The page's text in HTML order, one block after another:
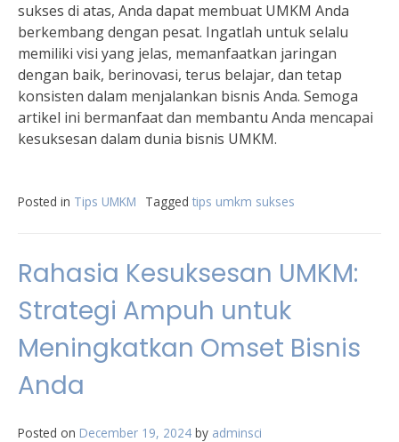
sukses di atas, Anda dapat membuat UMKM Anda
berkembang dengan pesat. Ingatlah untuk selalu
memiliki visi yang jelas, memanfaatkan jaringan
dengan baik, berinovasi, terus belajar, dan tetap
konsisten dalam menjalankan bisnis Anda. Semoga
artikel ini bermanfaat dan membantu Anda mencapai
kesuksesan dalam dunia bisnis UMKM.
Posted in Tips UMKM Tagged tips umkm sukses
Rahasia Kesuksesan UMKM:
Strategi Ampuh untuk
Meningkatkan Omset Bisnis
Anda
Posted on December 19, 2024 by adminsci